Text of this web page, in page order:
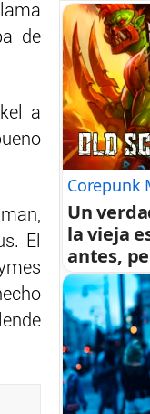
de
a
El
Corepunk
Un
la vieja
antes,